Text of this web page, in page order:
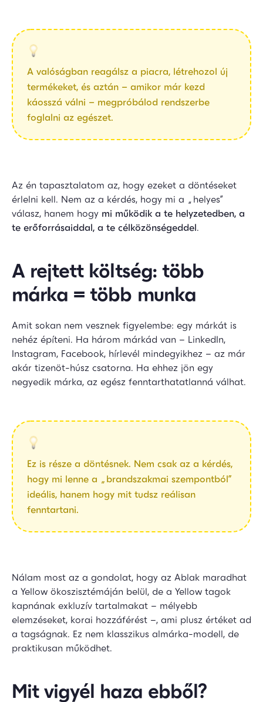
A valóságban reagálsz a piacra, létrehozol új
termékeket, és aztán – amikor már kezd
káosszá válni – megpróbálod rendszerbe
foglalni az egészet.
Az én tapasztalatom az, hogy ezeket a döntéseket
érlelni kell. Nem az a kérdés, hogy mi a „helyes”
válasz, hanem hogy mi működik a te helyzetedben, a
te erőforrásaiddal, a te célközönségeddel.
A rejtett költség: több
márka = több munka
Amit sokan nem vesznek figyelembe: egy márkát is
nehéz építeni. Ha három márkád van – LinkedIn,
Instagram, Facebook, hírlevél mindegyikhez – az már
akár tizenöt-húsz csatorna. Ha ehhez jön egy
negyedik márka, az egész fenntarthatatlanná válhat.
Ez is része a döntésnek. Nem csak az a kérdés,
hogy mi lenne a „brandszakmai szempontból”
ideális, hanem hogy mit tudsz reálisan
fenntartani.
Nálam most az a gondolat, hogy az Ablak maradhat
a Yellow ökoszisztémáján belül, de a Yellow tagok
kapnának exkluzív tartalmakat – mélyebb
elemzéseket, korai hozzáférést –, ami plusz értéket ad
a tagságnak. Ez nem klasszikus almárka-modell, de
praktikusan működhet.
Mit vigyél haza ebből?